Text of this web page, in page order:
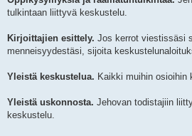
tulkintaan liittyvä keskustelu.
Kirjoittajien esittely. Jos kerrot viestissäsi
menneisyydestäsi, sijoita
Yleistä keskustelua. Kaikki muihin osioihin
Yleistä uskonnosta. Jehovan todistajiin
keskustelu.